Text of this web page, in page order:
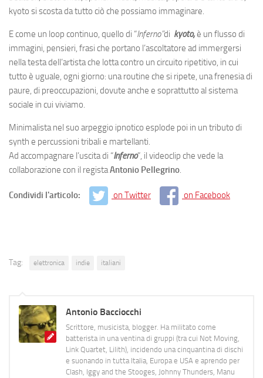
kyoto si scosta da tutto ciò che possiamo immaginare.
E come un loop continuo, quello di “Inferno”di kyoto,è un flusso di
immagini, pensieri, frasi che portano l’ascoltatore ad immergersi
nella testa dell’artista che lotta contro un circuito ripetitivo, in cui
tutto è uguale, ogni giorno: una routine che si ripete, una frenesia di
paure, di preoccupazioni, dovute anche e soprattutto al sistema
sociale in cui viviamo.
Minimalista nel suo arpeggio ipnotico esplode poi in un tributo di
synth e percussioni tribali e martellanti.
Ad accompagnare l’uscita di “Inferno”, il videoclip che vede la
collaborazione con il registaAntonio Pellegrino.
Condividi l'articolo: on Twitter on Facebook
Tag: elettronica indie italiani
Antonio Bacciocchi
Scrittore, musicista, blogger. Ha militato come
batterista in una ventina di gruppi (tra cui Not Moving,
Link Quartet, Lilith), incidendo una cinquantina di dischi
e suonando in tutta Italia, Europa e USA e aprendo per
Clash, Iggy and the Stooges, Johnny Thunders, Manu